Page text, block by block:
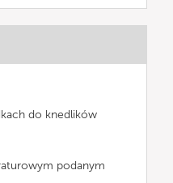
do knedlików
podanym